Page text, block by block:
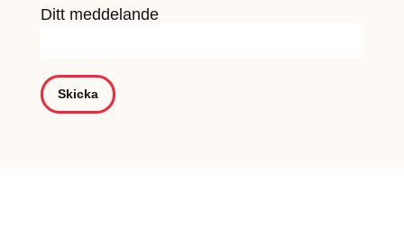
Ditt meddelande